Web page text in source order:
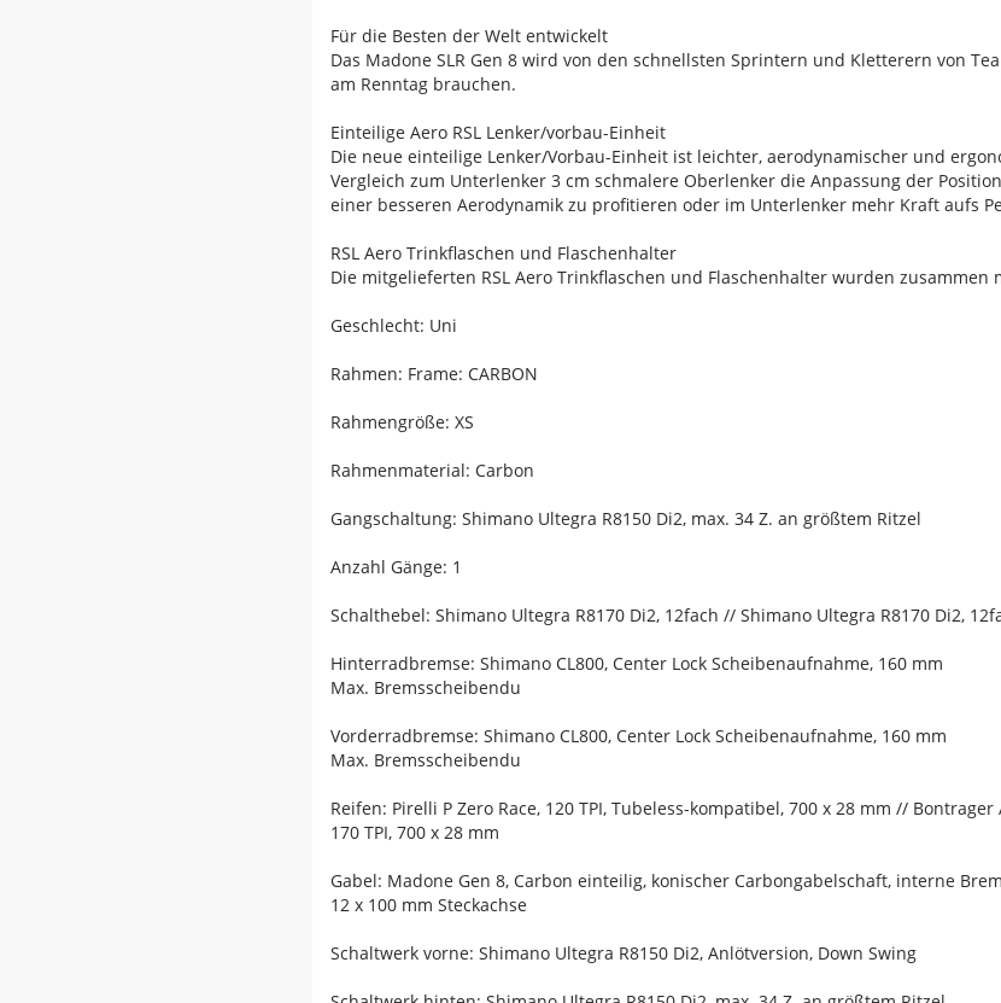
Für die Besten der Welt entwickelt
Das Madone SLR Gen 8 wird von den schnellsten Sprintern und Kletterern von
am Renntag brauchen.
Einteilige Aero RSL Lenker/vorbau-Einheit
Die neue einteilige Lenker/Vorbau-Einheit ist leichter, aerodynamischer und
Vergleich zum Unterlenker 3 cm schmalere Oberlenker die Anpassung der
einer besseren Aerodynamik zu profitieren oder im Unterlenker mehr Kraft aufs
RSL Aero Trinkflaschen und Flaschenhalter
Die mitgelieferten RSL Aero Trinkflaschen und Flaschenhalter wurden
Geschlecht: Uni
Rahmen: Frame: CARBON
Rahmengröße: XS
Rahmenmaterial: Carbon
Gangschaltung: Shimano Ultegra R8150 Di2, max. 34 Z. an größtem Ritzel
Anzahl Gänge: 1
Schalthebel: Shimano Ultegra R8170 Di2, 12fach // Shimano Ultegra R8170 Di2,
Hinterradbremse: Shimano CL800, Center Lock Scheibenaufnahme, 160 mm
Max. Bremsscheibendu
Vorderradbremse: Shimano CL800, Center Lock Scheibenaufnahme, 160 mm
Max. Bremsscheibendu
Reifen: Pirelli P Zero Race, 120 TPI, Tubeless-kompatibel, 700 x 28 mm //
170 TPI, 700 x 28 mm
Gabel: Madone Gen 8, Carbon einteilig, konischer Carbongabelschaft, interne
12 x 100 mm Steckachse
Schaltwerk vorne: Shimano Ultegra R8150 Di2, Anlötversion, Down Swing